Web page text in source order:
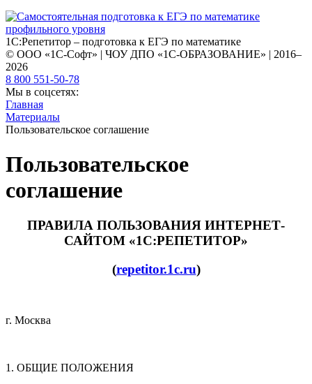
1С:Репетитор – подготовка к ЕГЭ по математике
© ООО «1С-Софт» | ЧОУ ДПО «1С-ОБРАЗОВАНИЕ» | 2016–
2026
8 800 551-50-78
Мы в соцсетях:
Главная
Материалы
Пользовательское соглашение
Пользовательское
соглашение
ПРАВИЛА ПОЛЬЗОВАНИЯ ИНТЕРНЕТ-
САЙТОМ «1С:РЕПЕТИТОР»
(repetitor.1c.ru)
г. Москва
1. ОБЩИЕ ПОЛОЖЕНИЯ